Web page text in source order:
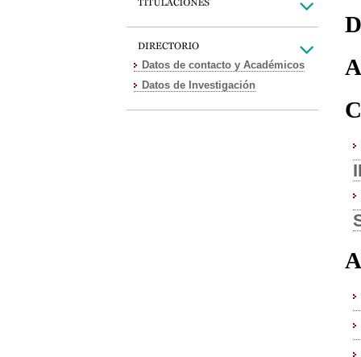
Datos de contacto y Académicos
Datos de Investigación